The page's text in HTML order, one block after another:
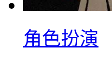
角色扮演